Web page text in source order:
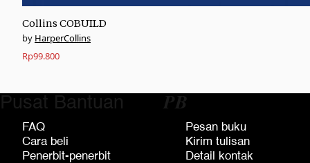
Collins COBUILD
HarperCollins
Rp99.800
Pusat Bantuan
FAQ
Cara beli
Penerbit-penerbit
𝑷𝑩
Pesan buku
Kirim tulisan
Detail kontak